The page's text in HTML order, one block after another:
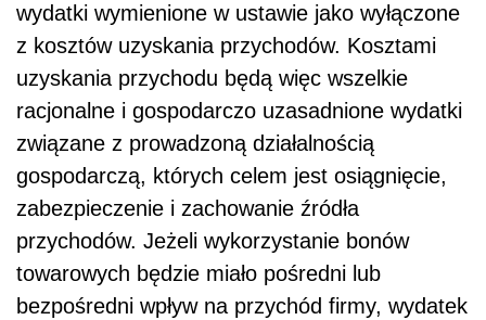
wydatki wymienione w ustawie jako wyłączone
z kosztów uzyskania przychodów. Kosztami
uzyskania przychodu będą więc wszelkie
racjonalne i gospodarczo uzasadnione wydatki
związane z prowadzoną działalnością
gospodarczą, których celem jest osiągnięcie,
zabezpieczenie i zachowanie źródła
przychodów. Jeżeli wykorzystanie bonów
towarowych będzie miało pośredni lub
bezpośredni wpływ na przychód firmy, wydatek